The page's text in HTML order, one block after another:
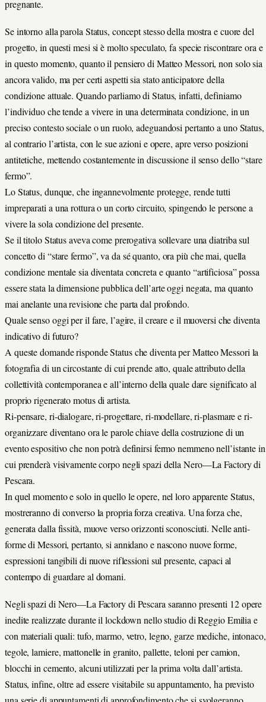
pregnante.
Se intorno alla parola Status, concept stesso della mostra e cuore del
progetto, in questi mesi si è molto speculato, fa specie riscontrare ora e
in questo momento, quanto il pensiero di Matteo Messori, non solo sia
ancora valido, ma per certi aspetti sia stato anticipatore della
condizione attuale. Quando parliamo di Status, infatti, definiamo
l’individuo che tende a vivere in una determinata condizione, in un
preciso contesto sociale o un ruolo, adeguandosi pertanto a uno Status,
al contrario l’artista, con le sue azioni e opere, apre verso posizioni
antitetiche, mettendo costantemente in discussione il senso dello “stare
fermo”.
Lo Status, dunque, che ingannevolmente protegge, rende tutti
impreparati a una rottura o un corto circuito, spingendo le persone a
vivere la sola condizione del presente.
Se il titolo Status aveva come prerogativa sollevare una diatriba sul
concetto di “stare fermo”, va da sé quanto, ora più che mai, quella
condizione mentale sia diventata concreta e quanto “artificiosa” possa
essere stata la dimensione pubblica dell’arte oggi negata, ma quanto
mai anelante una revisione che parta dal profondo.
Quale senso oggi per il fare, l’agire, il creare e il muoversi che diventa
indicativo di futuro?
A queste domande risponde Status che diventa per Matteo Messori la
fotografia di un circostante di cui prende atto, quale attributo della
collettività contemporanea e all’interno della quale dare significato al
proprio rigenerato motus di artista.
Ri-pensare, ri-dialogare, ri-progettare, ri-modellare, ri-plasmare e ri-
organizzare diventano ora le parole chiave della costruzione di un
evento espositivo che non potrà definirsi fermo nemmeno nell’istante in
cui prenderà visivamente corpo negli spazi della Nero—La Factory di
Pescara.
In quel momento e solo in quello le opere, nel loro apparente Status,
mostreranno di converso la propria forza creativa. Una forza che,
generata dalla fissità, muove verso orizzonti sconosciuti. Nelle anti-
forme di Messori, pertanto, si annidano e nascono nuove forme,
espressioni tangibili di nuove riflessioni sul presente, capaci al
contempo di guardare al domani.
Negli spazi di Nero—La Factory di Pescara saranno presenti 12 opere
inedite realizzate durante il lockdown nello studio di Reggio Emilia e
con materiali quali: tufo, marmo, vetro, legno, garze mediche, intonaco,
tegole, lamiere, mattonelle in granito, pallette, teloni per camion,
blocchi in cemento, alcuni utilizzati per la prima volta dall’artista.
Status, infine, oltre ad essere visitabile su appuntamento, ha previsto